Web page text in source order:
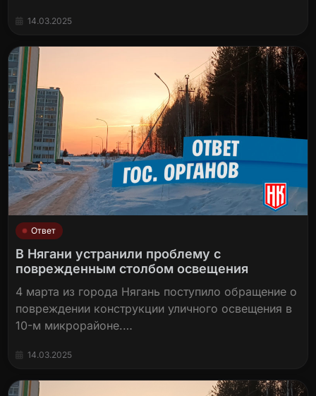
14.03.2025
Ответ
В Нягани устранили проблему с
поврежденным столбом освещения
4 марта из города Нягань поступило обращение о
повреждении конструкции уличного освещения в
10-м микрорайоне.…
14.03.2025